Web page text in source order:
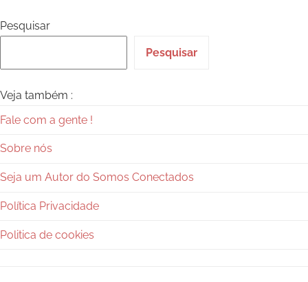
Pesquisar
Pesquisar
Veja também :
Fale com a gente !
Sobre nós
Seja um Autor do Somos Conectados
Política Privacidade
Politica de cookies